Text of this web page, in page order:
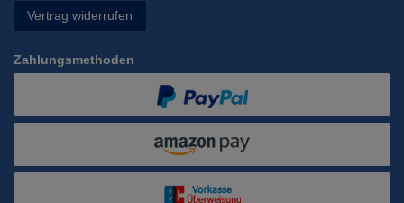
Vertrag widerrufen
Zahlungsmethoden